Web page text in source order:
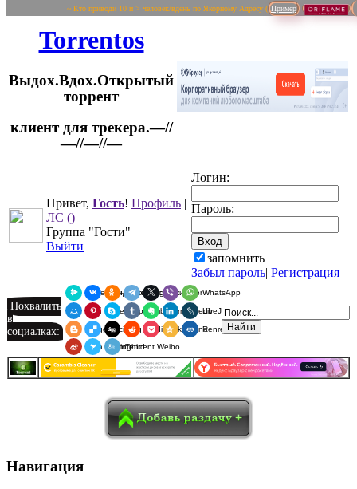
~ Кто приводи 10 и > человек/вдень по Якорному Адресу ( Пример
Torrentos
Выдох.Вдох.Открытый
торрент
Привет, Гость! Профиль |
ЛС ()
Группа "Гости"
Выйти
Логин:
Пароль:
запомнить
Забыл пароль| Регистрация
Похвалить
в
социалках:
Я.Мессенджер
ВКонтакте
Одноклассники
Telegram
X ViberWhatsApp
Мой МирPinterest
SkypeTumblrEvernoteLinkedInLiveJournal
BloggerDelicious
Digg redditPocketQzoneRenren
Sina Weibo
SurfingbirdTencent Weibo
Навигация